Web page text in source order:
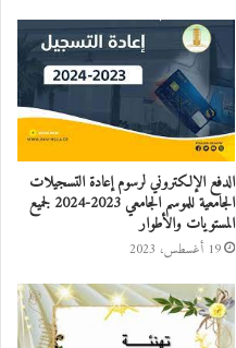
الدفع الإلكتروني لرسوم إعادة التسجيلات
الجامعية للموسم الجامعي 2023-2024 لجميع
المستويات والأطوار
19 أغسطس، 2023